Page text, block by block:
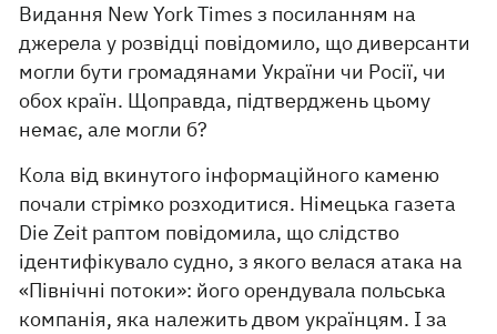
Видання New York Times з посиланням на
джерела у розвідці повідомило, що диверсанти
могли бути громадянами України чи Росії, чи
обох країн. Щоправда, підтверджень цьому
немає, але могли б?
Кола від вкинутого інформаційного каменю
почали стрімко розходитися. Німецька газета
Die Zeit раптом повідомила, що слідство
ідентифікувало судно, з якого велася атака на
«Північні потоки»: його орендувала польська
компанія, яка належить двом українцям. І за